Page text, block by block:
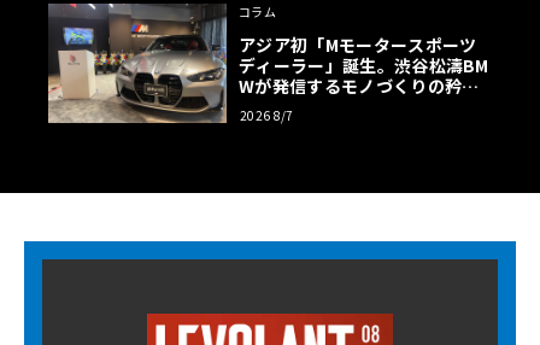
コラム
アジア初「Mモータースポーツ
ディーラー」誕生。渋谷松濤BM
Wが発信するモノづくりの矜持
【木下隆之コラム】
2026 8/7